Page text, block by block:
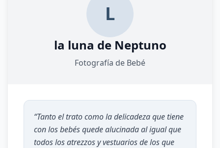
L
la luna de Neptuno
Fotografía de Bebé
“Tanto el trato como la delicadeza que tiene
con los bebés quede alucinada al igual que
todos los atrezzos y vestuarios de los que